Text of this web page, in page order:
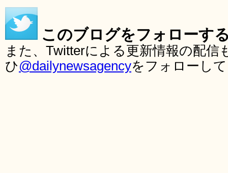
このブログをフォローす
また、Twitterによる更新情報の配
ひ@dailynewsagencyをフォローし